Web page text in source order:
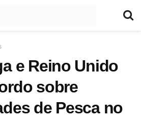
e Reino Unido
sobre
de Pesca no